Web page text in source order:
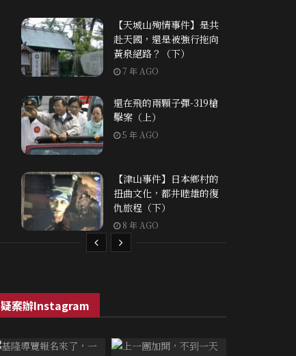
【天城山殉情事件】是共
赴天國，還是被強行拖向
黃泉絕路？（下）
7 年 AGO
還在飛的兩顆子彈-319槍
擊案（上）
5 年 AGO
【津山事件】日本鄉村的
扭曲文化，都井睦雄的復
仇旅程（下）
8 年 AGO
疑案辦Instagram